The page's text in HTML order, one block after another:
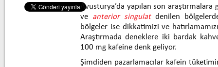
Avusturya’da yapılan son
ve anterior singulat denilen
bölgeler ise dikkatimizi ve
Araştırmada deneklere iki bardak
100 mg kafeine denk geliyor.
Şimdiden pazarlamacılar kafein